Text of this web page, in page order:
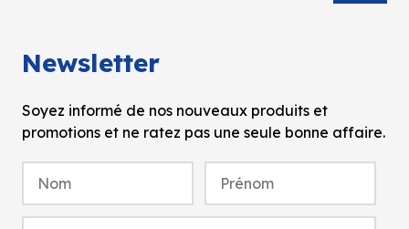
Newsletter
Soyez informé de nos nouveaux produits et
promotions et ne ratez pas une seule bonne affaire.